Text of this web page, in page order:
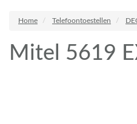
Home Telefoontoestellen
Mitel 5619